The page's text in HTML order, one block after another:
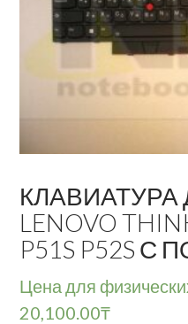
КЛАВИАТУРА
LENOVO
P51S P52S С
Цена для
20,100.00₸